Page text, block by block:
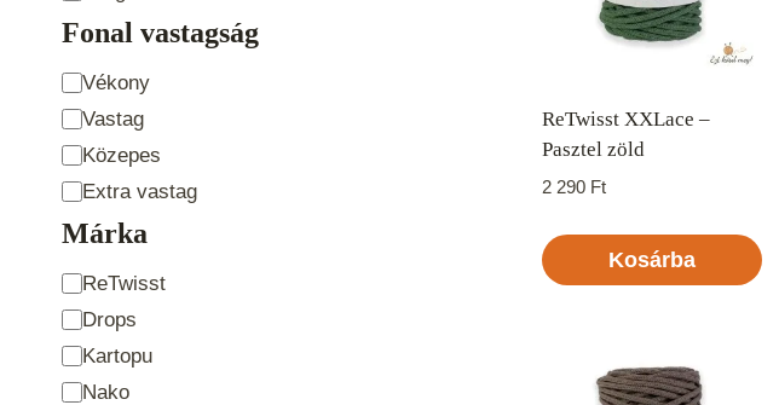
ReTwisst XXLace –
Pasztel zöld
2 290 Ft
Kosárba
Fonal vastagság
Fonal
vastagság
Vékony
Vastag
Közepes
Extra vastag
Márka
Product
Brand
ReTwisst
Drops
Kartopu
Nako